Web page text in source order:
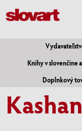
Knihy v slovenčine
Doplnkový